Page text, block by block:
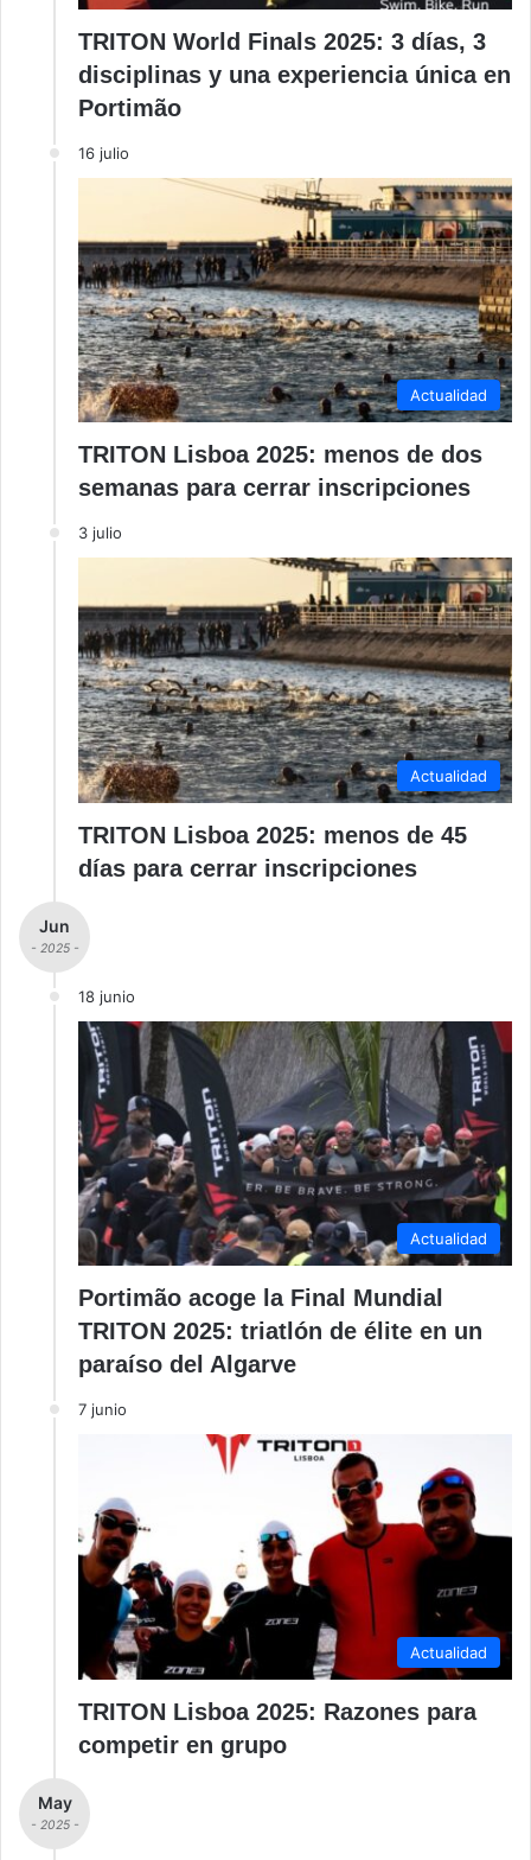
TRITON World Finals 2025: 3 días, 3
disciplinas y una experiencia única en
Portimão
16 julio
Actualidad
TRITON Lisboa 2025: menos de dos
semanas para cerrar inscripciones
3 julio
Actualidad
TRITON Lisboa 2025: menos de 45
días para cerrar inscripciones
Jun
- 2025 -
18 junio
Actualidad
Portimão acoge la Final Mundial
TRITON 2025: triatlón de élite en un
paraíso del Algarve
7 junio
Actualidad
TRITON Lisboa 2025: Razones para
competir en grupo
May
- 2025 -